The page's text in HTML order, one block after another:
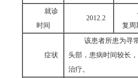
就诊
时间
2012.2
复周
症状
该患者所患为寻
头部，患病时间较长
治疗。